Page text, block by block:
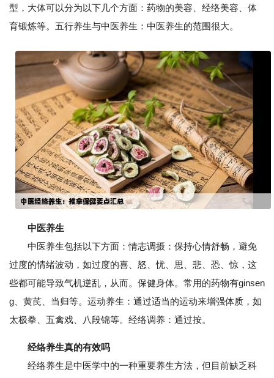
型，大体可以分为以下几个方面：药物的美容、经络美容、体
育锻炼等。五行养生与中医养生：中医养生的范围很大。
中医养生
中医养生包括以下方面：情志调摄：保持心情舒畅，避免
过度的情绪波动，如过度的喜、怒、忧、思、悲、恐、惊，这
些都可能导致气机逆乱，从而。保健身体。常用的药物有ginsen
g、黄芪、当归等。运动养生：通过适当的运动来增强体质，如
太极拳、五禽戏、八段锦等。经络调养：通过按。
经络养生真的有效吗
经络养生是中医学中的一种重要养生方法，但目前缺乏科